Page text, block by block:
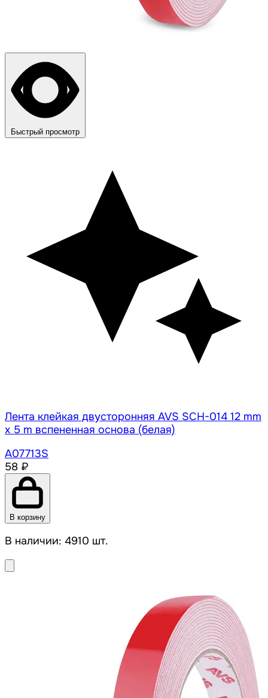
Быстрый просмотр
Лента клейкая двусторонняя AVS SCH-014 12 mm
x 5 m вспененная основа (белая)
A07713S
58 ₽
В корзину
В наличии: 4910 шт.